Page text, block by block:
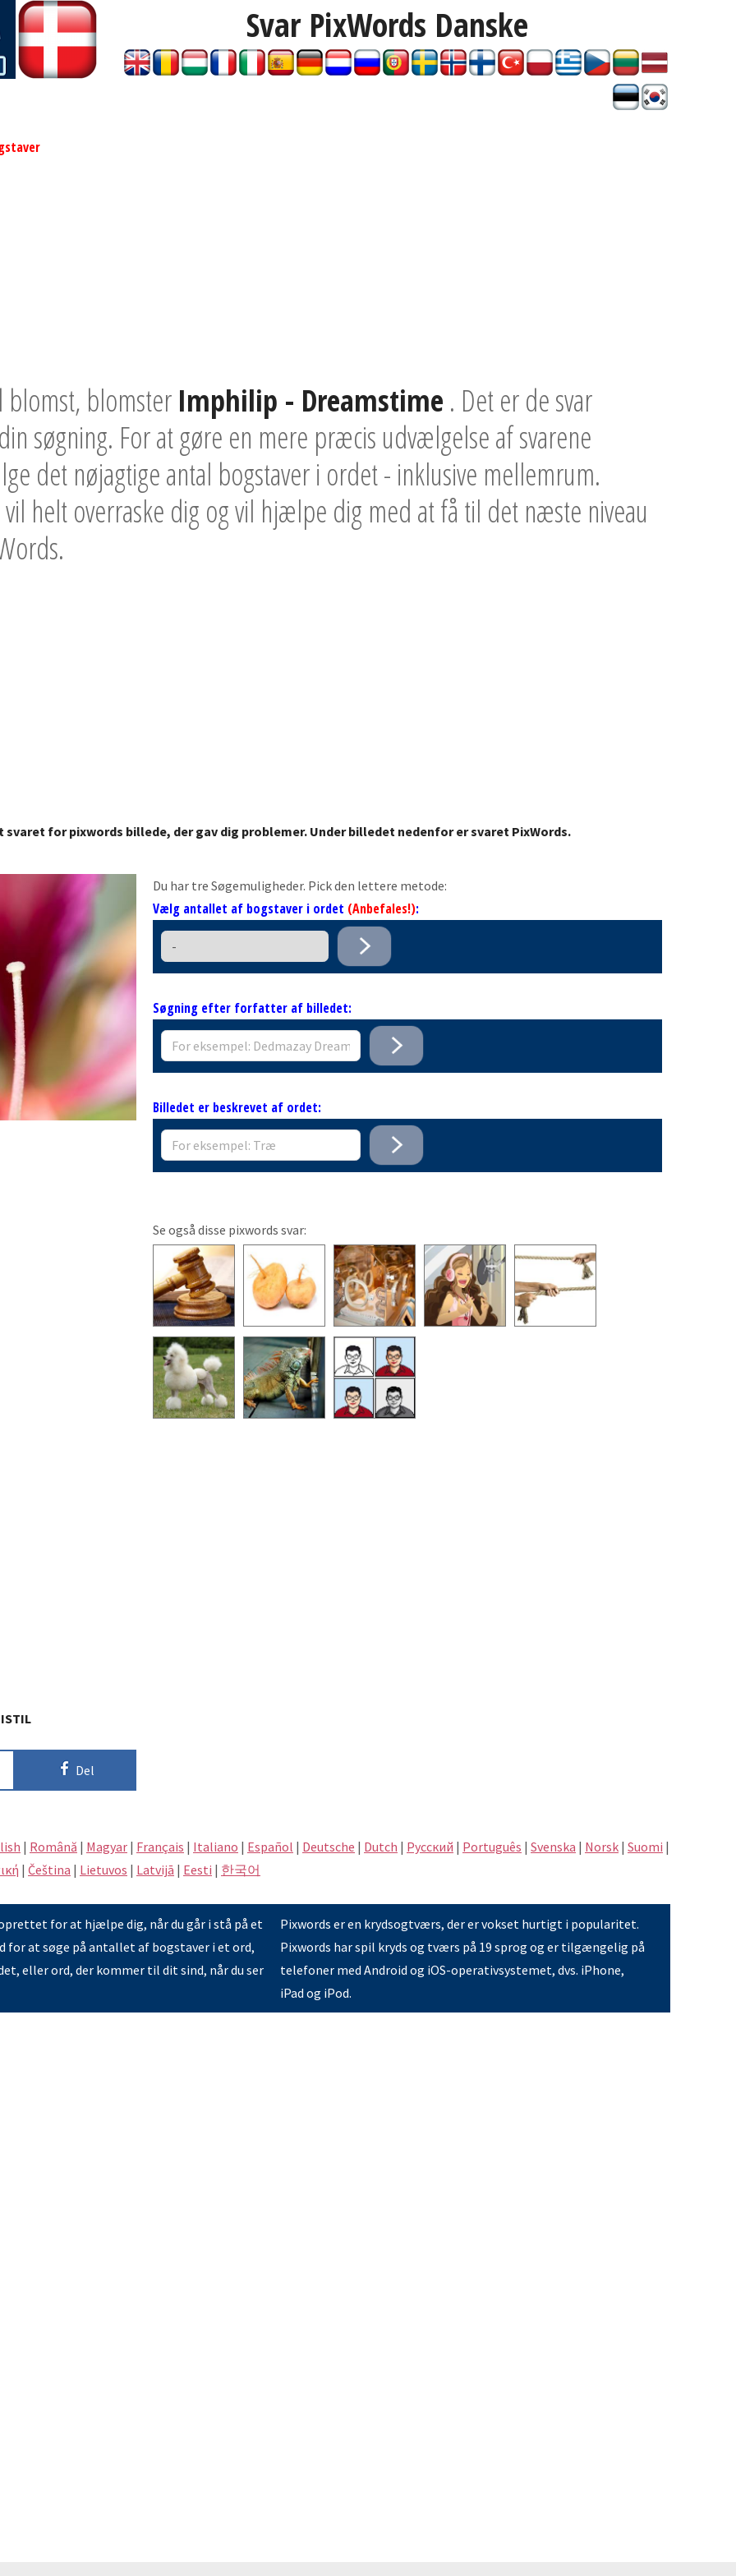
Svar PixWords Danske
blomster Imphilip - Dreamstime . Det er de svar
søgning. For at gøre en mere præcis udvælgelse af svarene
det nøjagtige antal bogstaver i ordet - inklusive mellemrum.
helt overraske dig og vil hjælpe dig med at få til det næste niveau
svaret for pixwords billede, der gav dig problemer. Under billedet nedenfor er svaret PixWords.
Del
Du har tre Søgemuligheder. Pick den lettere metode:
Vælg antallet af bogstaver i ordet (Anbefales!):
Søgning efter forfatter af billedet:
Billedet er beskrevet af ordet:
Se også disse pixwords svar:
| Română | Magyar | Français | Italiano | Español | Deutsche | Dutch | Pусский | Português | Svenska | Norsk | Suomi |
| Čeština | Lietuvos | Latvijā | Eesti | 한국어
for at hjælpe dig, når du går i stå på et
for at søge på antallet af bogstaver i et ord,
eller ord, der kommer til dit sind, når du ser
Pixwords er en krydsogtværs, der er vokset hurtigt i popularitet.
Pixwords har spil kryds og tværs på 19 sprog og er tilgængelig på
telefoner med Android og iOS-operativsystemet, dvs. iPhone,
iPad og iPod.